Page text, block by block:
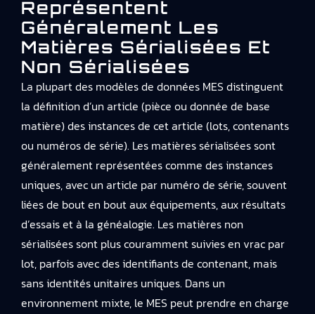
Représentent
Généralement Les
Matières Sérialisées Et
Non Sérialisées
La plupart des modèles de données MES distinguent
la définition d’un article (pièce ou donnée de base
matière) des instances de cet article (lots, contenants
ou numéros de série). Les matières sérialisées sont
généralement représentées comme des instances
uniques, avec un article par numéro de série, souvent
liées de bout en bout aux équipements, aux résultats
d’essais et à la généalogie. Les matières non
sérialisées sont plus couramment suivies en vrac par
lot, parfois avec des identifiants de contenant, mais
sans identités unitaires uniques. Dans un
environnement mixte, le MES peut prendre en charge